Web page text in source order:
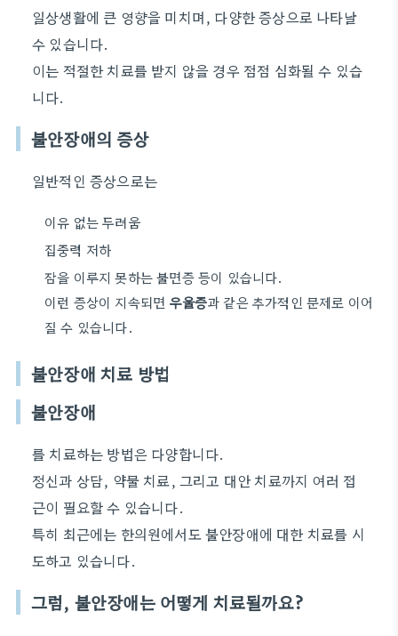
일상생활에 큰 영향을 미치며, 다양한 증상으로 나타날
수 있습니다.
이는 적절한 치료를 받지 않을 경우 점점 심화될 수 있습
니다.
불안장애의 증상
일반적인 증상으로는
이유 없는 두려움
집중력 저하
잠을 이루지 못하는 불면증 등이 있습니다.
이런 증상이 지속되면 우울증과 같은 추가적인 문제로 이어
질 수 있습니다.
불안장애 치료 방법
불안장애
를 치료하는 방법은 다양합니다.
정신과 상담, 약물 치료, 그리고 대안 치료까지 여러 접
근이 필요할 수 있습니다.
특히 최근에는 한의원에서도 불안장애에 대한 치료를 시
도하고 있습니다.
그럼, 불안장애는 어떻게 치료될까요?